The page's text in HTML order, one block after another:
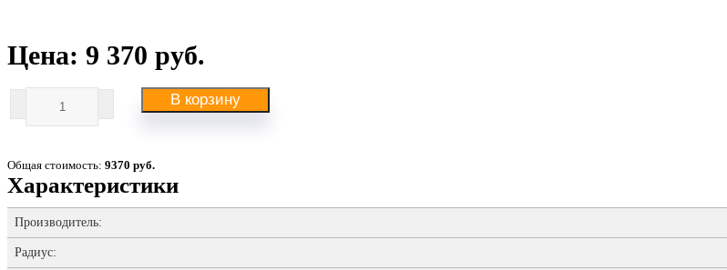
Цена: 9 370 руб.
В корзину
Общая стоимость: 9370 руб.
Характеристики
Производитель:
Радиус: